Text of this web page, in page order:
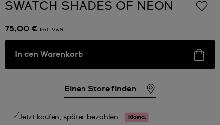
SWATCH SHADES OF NEON
75,00 € Inkl. MwSt.
In den Warenkorb
Einen Store finden
Jetzt kaufen, später bezahlen